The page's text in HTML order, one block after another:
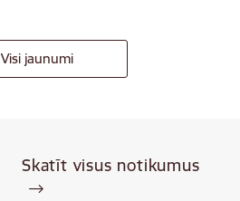
Visi jaunumi
Skatīt visus notikumus